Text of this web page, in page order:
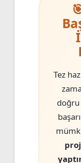
Tez
doğru